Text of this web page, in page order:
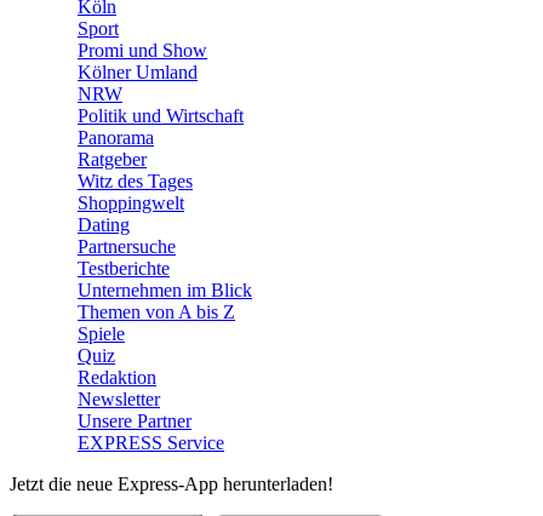
Köln
Sport
Promi und Show
Kölner Umland
NRW
Politik und Wirtschaft
Panorama
Ratgeber
Witz des Tages
Shoppingwelt
Dating
Partnersuche
Testberichte
Unternehmen im Blick
Themen von A bis Z
Spiele
Quiz
Redaktion
Newsletter
Unsere Partner
EXPRESS Service
Jetzt die neue Express-App herunterladen!